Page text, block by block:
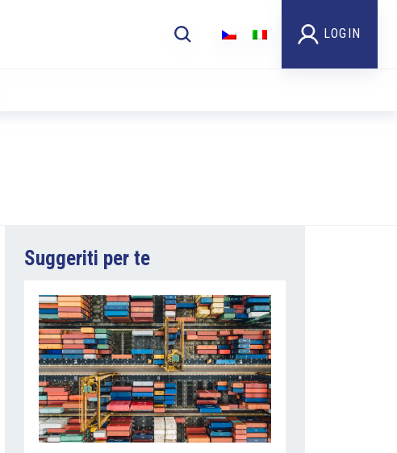
LOGIN
Suggeriti per te